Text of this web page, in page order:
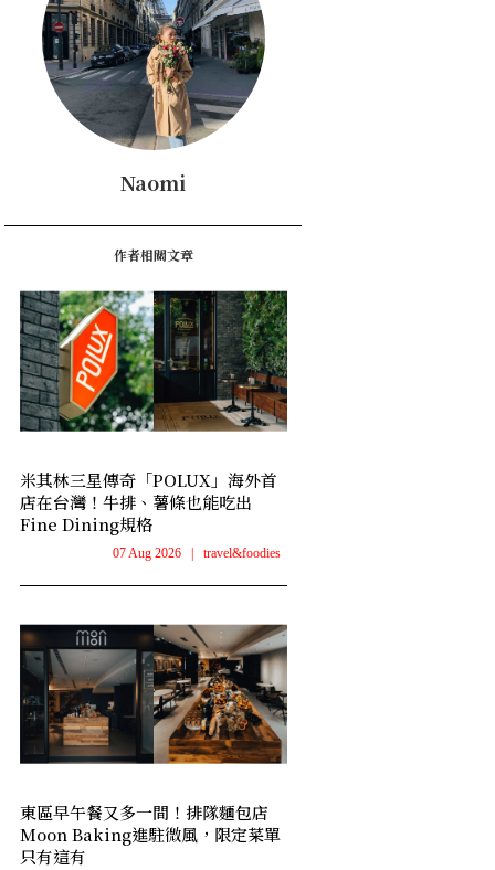
Naomi
作者相關文章
米其林三星傳奇「POLUX」海外首
店在台灣！牛排、薯條也能吃出
Fine Dining規格
07 Aug 2026 | travel&foodies
東區早午餐又多一間！排隊麵包店
Moon Baking進駐微風，限定菜單
只有這有